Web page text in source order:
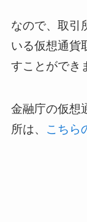
なので、取引
いる仮想通貨
すことができ
金融庁の仮想
所は、 こちら